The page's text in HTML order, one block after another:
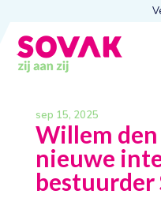
sep 15, 2025
Willem
nieuwe
bestuurder